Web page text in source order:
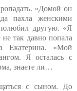
«Домой он
пахла женскими
другую. «Я
так давно попала
«Мой
Я осталась с
знаете ли…
с сыном. До